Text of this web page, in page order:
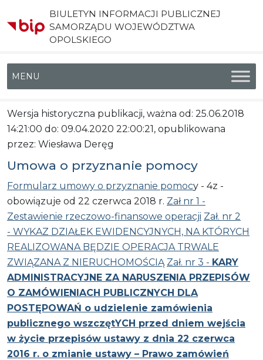
BIULETYN INFORMACJI PUBLICZNEJ
SAMORZĄDU WOJEWÓDZTWA
OPOLSKIEGO
Menu główne
Wersja historyczna publikacji, ważna od: 25.06.2018
14:21:00 do: 09.04.2020 22:00:21, opublikowana
przez: Wiesława Deręg
Umowa o przyznanie pomocy
Formularz umowy o przyznanie pomocy - 4z -
obowiązuje od 22 czerwca 2018 r. Zał nr 1 -
Zestawienie rzeczowo-finansowe operacji Zał. nr 2
- WYKAZ DZIAŁEK EWIDENCYJNYCH, NA KTÓRYCH
REALIZOWANA BĘDZIE OPERACJA TRWALE
ZWIĄZANA Z NIERUCHOMOŚCIĄ Zał. nr 3 - KARY
ADMINISTRACYJNE ZA NARUSZENIA PRZEPISÓW
O ZAMÓWIENIACH PUBLICZNYCH DLA
POSTĘPOWAŃ o udzielenie zamówienia
publicznego wszczętYCH przed dniem wejścia
w życie przepisów ustawy z dnia 22 czerwca
2016 r. o zmianie ustawy – Prawo zamówień